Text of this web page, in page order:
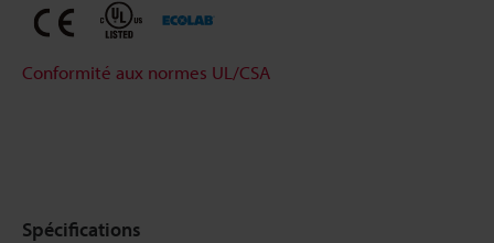
Conformité aux normes UL/CSA
Spécifications